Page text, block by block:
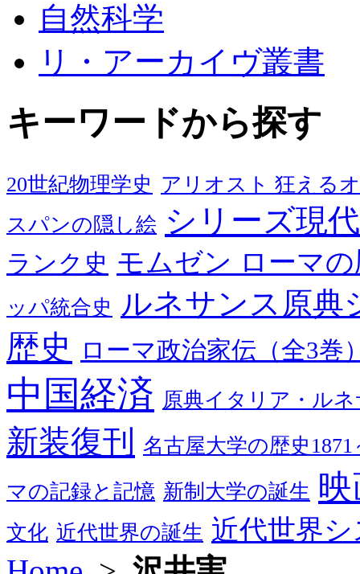
自然科学
リ・アーカイヴ叢書
キーワードから探す
20世紀物理学史 アリオスト 狂える
スパンの隠し絵 シリーズ現
ランク史 モムゼン ローマ
ッパ統合史 ルネサンス原典
歴史 ローマ政治家伝（全3巻
中国経済 原典イタリア・ル
新装復刊 名古屋大学の歴史1871
マの記録と記憶 新制大学の誕生
文化 近代世界の誕生 近代世界